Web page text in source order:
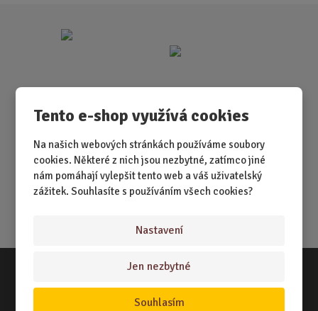
Tento e-shop využívá cookies
Na našich webových stránkách používáme soubory
cookies. Některé z nich jsou nezbytné, zatímco jiné
nám pomáhají vylepšit tento web a váš uživatelský
zážitek. Souhlasíte s používáním všech cookies?
Nastavení
Jen nezbytné
Souhlasím
Vše o nákupu